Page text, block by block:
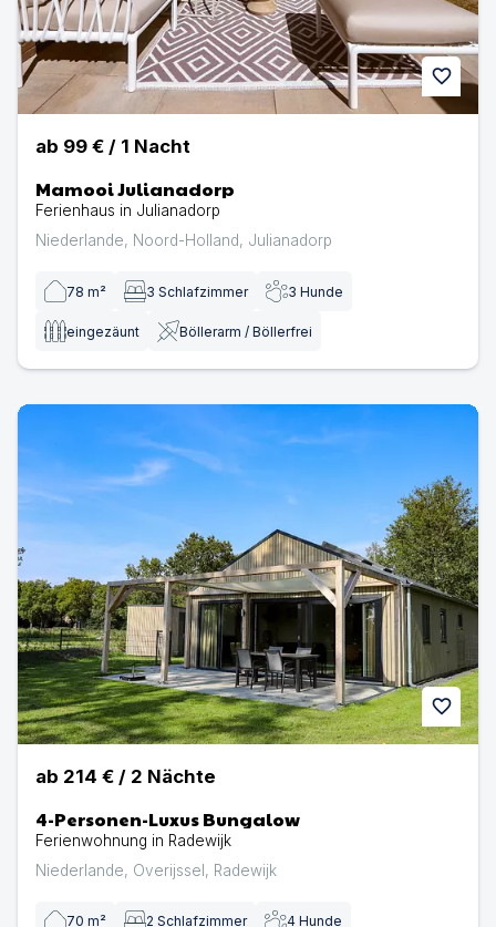
favorite
ab 99 € / 1 Nacht
Mamooi Julianadorp
Ferienhaus in Julianadorp
Niederlande, Noord-Holland, Julianadorp
78 m² 3 Schlafzimmer 3 Hunde
eingezäunt Böllerarm / Böllerfrei
favorite
4-Personen-Luxus Bungalow | Ferienwohnung in
ab 214 € / 2 Nächte
4-Personen-Luxus Bungalow
Ferienwohnung in Radewijk
Niederlande, Overijssel , Radewijk
70 m² 2 Schlafzimmer 4 Hunde